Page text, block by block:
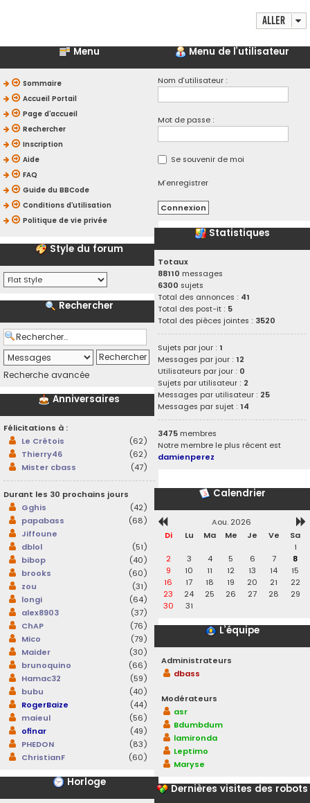
Aller
Menu
Sommaire
Accueil Portail
Page d’accueil
Rechercher
Inscription
Aide
FAQ
Guide du BBCode
Conditions d’utilisation
Politique de vie privée
Style du forum
Rechercher
Recherche avancée
Anniversaires
Félicitations à :
Le Crétois
(62)
Thierry46
(62)
Mister cbass
(47)
Durant les 30 prochains jours
Gghis
(42)
papabass
(68)
Jiffoune
dblol
(51)
bibop
(40)
brooks
(60)
zou
(31)
longi
(64)
alex8903
(37)
ChAP
(76)
Mico
(79)
Maider
(30)
brunoquino
(66)
Hamac32
(59)
bubu
(40)
RogerBaize
(44)
maieul
(56)
ofinar
(49)
PHEDON
(83)
ChristianF
(60)
Horloge
Menu de l’utilisateur
Nom d’utilisateur :
Mot de passe :
Se souvenir de moi
M’enregistrer
Statistiques
Totaux
88110 messages
6300 sujets
Total des annonces : 41
Total des post-it : 5
Total des pièces jointes : 3520
Sujets par jour :1
Messages par jour :12
Utilisateurs par jour : 0
Sujets par utilisateur : 2
Messages par utilisateur : 25
Messages par sujet :14
3475 membres
Notre membre le plus récent est
damienperez
Calendrier
Aou. 2026
Di
Lu Ma Me Je Ve
Sa
1
2
3 4 5 6 7
8
9
10 11 12 13 14
15
16
17 18 19 20 21
22
23
24 25 26 27 28
29
30
31
L’équipe
Administrateurs
dbass
Modérateurs
asr
Bdumbdum
lamironda
Leptimo
Maryse
Dernières visites des robots